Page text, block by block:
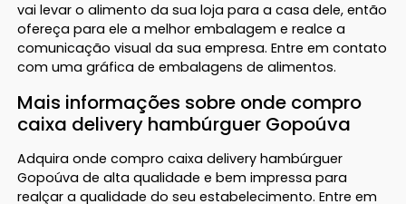
vai levar o alimento da sua loja para a casa dele, então
ofereça para ele a melhor embalagem e realce a
comunicação visual da sua empresa. Entre em contato
com uma gráfica de embalagens de alimentos.
Mais informações sobre onde compro
caixa delivery hambúrguer Gopoúva
Adquira onde compro caixa delivery hambúrguer
Gopoúva de alta qualidade e bem impressa para
realçar a qualidade do seu estabelecimento. Entre em